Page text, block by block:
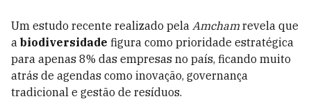
Um estudo recente realizado pela Amcham revela que
a biodiversidade figura como prioridade estratégica
para apenas 8% das empresas no país, ficando muito
atrás de agendas como inovação, governança
tradicional e gestão de resíduos.